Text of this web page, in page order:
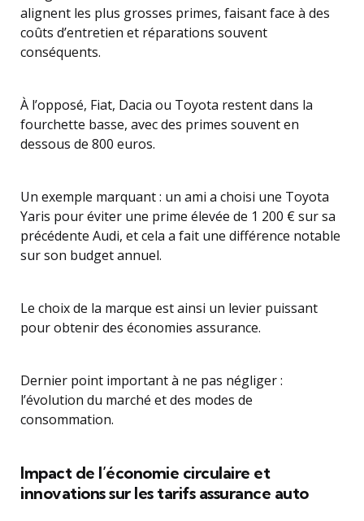
alignent les plus grosses primes, faisant face à des
coûts d’entretien et réparations souvent
conséquents.
À l’opposé, Fiat, Dacia ou Toyota restent dans la
fourchette basse, avec des primes souvent en
dessous de 800 euros.
Un exemple marquant : un ami a choisi une Toyota
Yaris pour éviter une prime élevée de 1 200 € sur sa
précédente Audi, et cela a fait une différence notable
sur son budget annuel.
Le choix de la marque est ainsi un levier puissant
pour obtenir des économies assurance.
Dernier point important à ne pas négliger :
l’évolution du marché et des modes de
consommation.
Impact de l’économie circulaire et
innovations sur les tarifs assurance auto